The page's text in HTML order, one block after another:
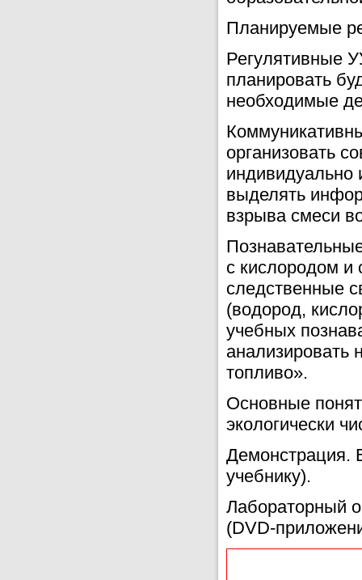
Планируемые
Регулятивные
планировать
необходимые
организовать
индивидуально
выделять
взрыва смеси
с кислородом и
следственные
(водород,
учебных
анализировать
топливо».
Основные
экологически
Демонстрация.
учебнику).
Лабораторный
(DVD-